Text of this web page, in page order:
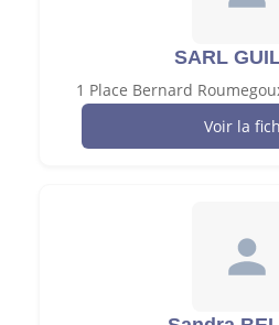
SARL
1 Place Bernard
Voir la